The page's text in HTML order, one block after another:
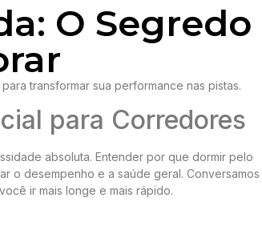
O Segredo
transformar sua performance nas pistas.
para Corredores
absoluta. Entender por que dormir pelo
o desempenho e a saúde geral. Conversamos
ir mais longe e mais rápido.